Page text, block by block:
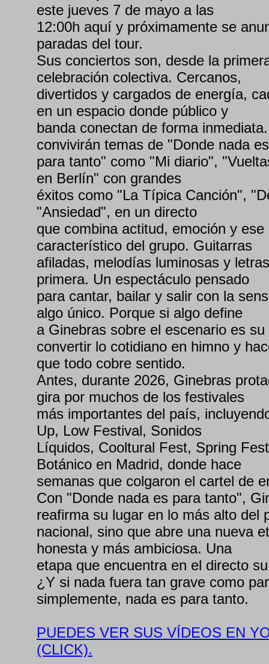
este jueves 7 de mayo a las
12:00h aquí y próximamente se
paradas del tour.
Sus conciertos son, desde la
celebración colectiva. Cercanos,
divertidos y cargados de energía,
en un espacio donde público y
banda conectan de forma
convivirán temas de "Donde nada es
para tanto" como "Mi diario",
en Berlín" con grandes
éxitos como "La Típica Canción",
"Ansiedad", en un directo
que combina actitud, emoción y
característico del grupo. Guitarras
afiladas, melodías luminosas y
primera. Un espectáculo pensado
para cantar, bailar y salir con la
algo único. Porque si algo define
a Ginebras sobre el escenario es
convertir lo cotidiano en himno y
que todo cobre sentido.
Antes, durante 2026, Ginebras
gira por muchos de los festivales
más importantes del país,
Up, Low Festival, Sonidos
Líquidos, Cooltural Fest, Spring
Botánico en Madrid, donde hace
semanas que colgaron el cartel de
Con "Donde nada es para tanto",
reafirma su lugar en lo más alto del
nacional, sino que abre una nueva
honesta y más ambiciosa. Una
etapa que encuentra en el directo
¿Y si nada fuera tan grave como
simplemente, nada es para tanto.
PUEDES VER SUS VÍDEOS EN
(CLICK).